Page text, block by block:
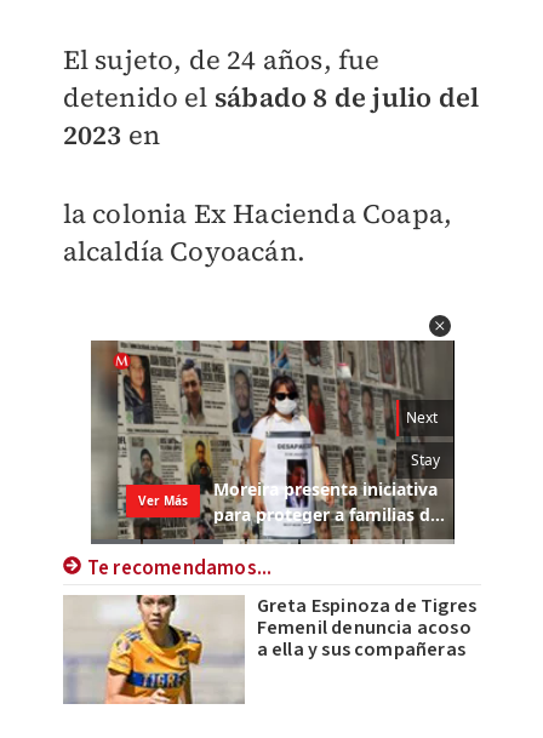
El sujeto, de 24 años, fue
detenido el sábado 8 de julio del
2023 en
la colonia Ex Hacienda Coapa,
alcaldía Coyoacán.
Te recomendamos...
Greta Espinoza de Tigres
Femenil denuncia acoso
a ella y sus compañeras